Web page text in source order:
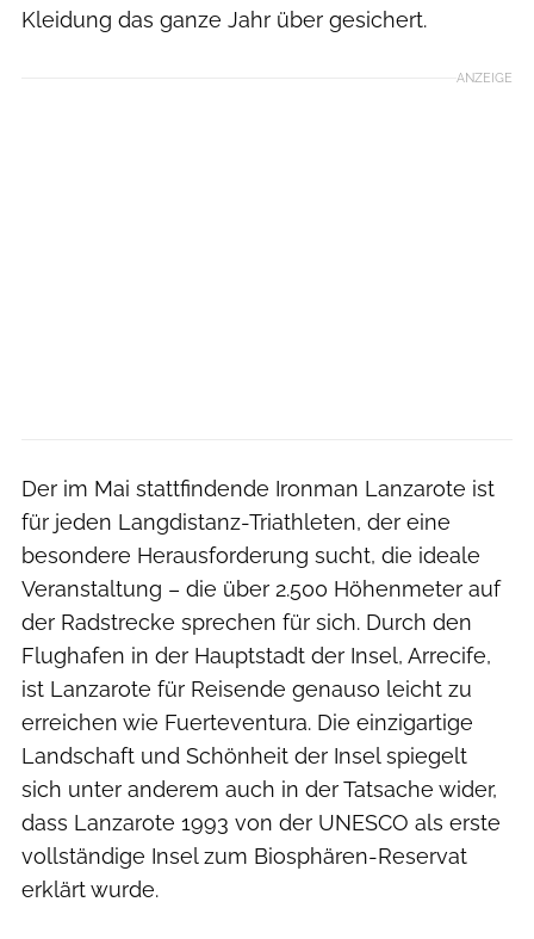
Kleidung das ganze Jahr über gesichert.
ANZEIGE
Der im Mai stattfindende Ironman Lanzarote ist
für jeden Langdistanz-Triathleten, der eine
besondere Herausforderung sucht, die ideale
Veranstaltung – die über 2.500 Höhenmeter auf
der Radstrecke sprechen für sich. Durch den
Flughafen in der Hauptstadt der Insel, Arrecife,
ist Lanzarote für Reisende genauso leicht zu
erreichen wie Fuerteventura. Die einzigartige
Landschaft und Schönheit der Insel spiegelt
sich unter anderem auch in der Tatsache wider,
dass Lanzarote 1993 von der UNESCO als erste
vollständige Insel zum Biosphären-Reservat
erklärt wurde.